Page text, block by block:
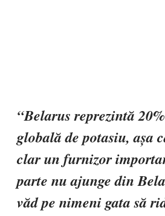
“Belarus reprezintă
globală de potasiu, așa
clar un furnizor
parte nu ajunge din
văd pe nimeni gata să